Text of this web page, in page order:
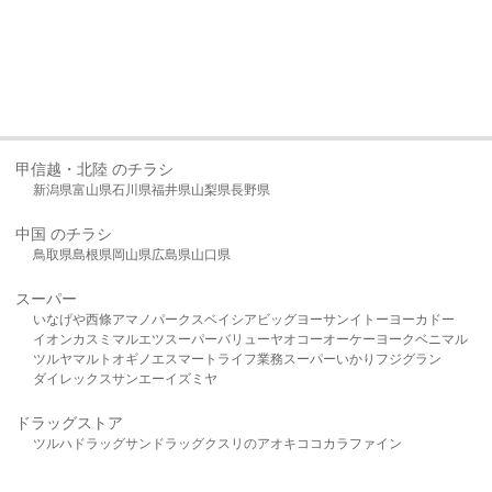
甲信越・北陸 のチラシ
新潟県富山県石川県福井県山梨県長野県
中国 のチラシ
鳥取県島根県岡山県広島県山口県
スーパー
いなげや西條アマノパークスベイシア ビッグヨーサンイトーヨーカドー
イオンカスミ マルエツスーパーバリューヤオコーオーケー ヨークベニマル
ツルヤマルト オギノ エスマート ライフ業務スーパーいかり フジグラン
ダイレックスサンエーイズミヤ
ドラッグストア
ツルハドラッグサンドラッグクスリのアオキ ココカラファイン